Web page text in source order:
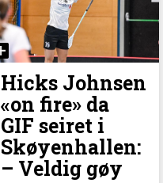
Hicks Johnsen
«on fire» da
GIF seiret i
Skøyenhallen:
–⁠ Veldig gøy